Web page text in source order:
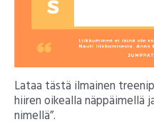
Lataa tästä ilmainen
hiiren oikealla näppäimellä
nimellä”.